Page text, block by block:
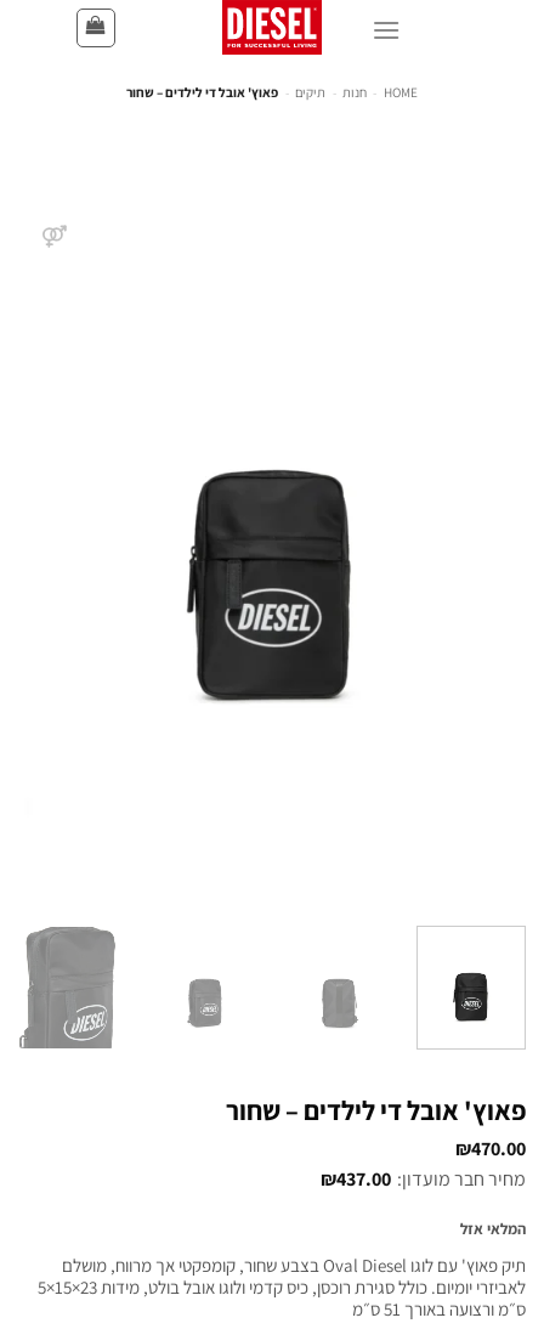
HOME
- חנות - תיקים - פאוץ' אובל די לילדים – שחור
פאוץ' אובל די לילדים – שחור
₪470.00
מחיר חבר מועדון:
₪437.00
המלאי אזל
תיק פאוץ' עם לוגו Oval Diesel בצבע שחור, קומפקטי אך מרווח, מושלם
לאביזרי יומיום. כולל סגירת רוכסן, כיס קדמי ולוגו אובל בולט, מידות 23×15×5
ס״מ ורצועה באורך 51 ס״מ